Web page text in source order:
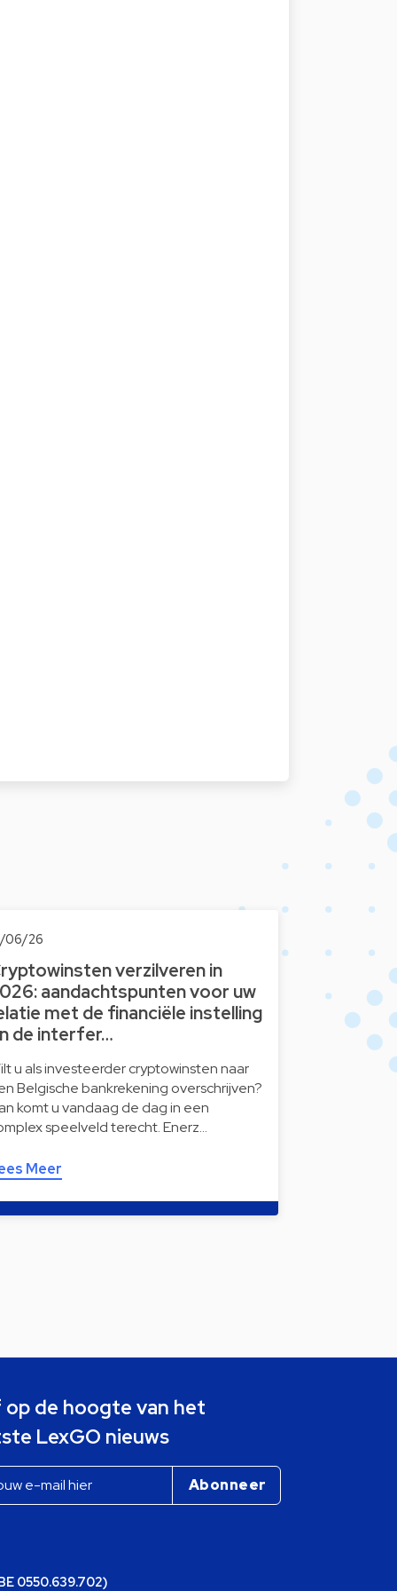
06/26
verzilveren in
aandachtspunten voor uw
met de financiële instelling
de interfer…
u als investeerder cryptowinsten naar
Belgische bankrekening overschrijven?
komt u vandaag de dag in een
speelveld terecht. Enerz…
Meer
op de hoogte van het
LexGO nieuws
0550.639.702)